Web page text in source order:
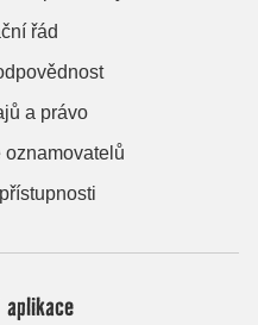
řád
a právo
oznamovatelů
aplikace